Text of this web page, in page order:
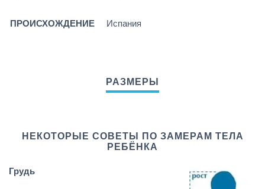
ПРОИСХОЖДЕНИЕ Испания
НЕКОТОРЫЕ СОВЕТЫ ПО ЗАМЕРАМ ТЕЛА
РЕБЁНКА
Грудь